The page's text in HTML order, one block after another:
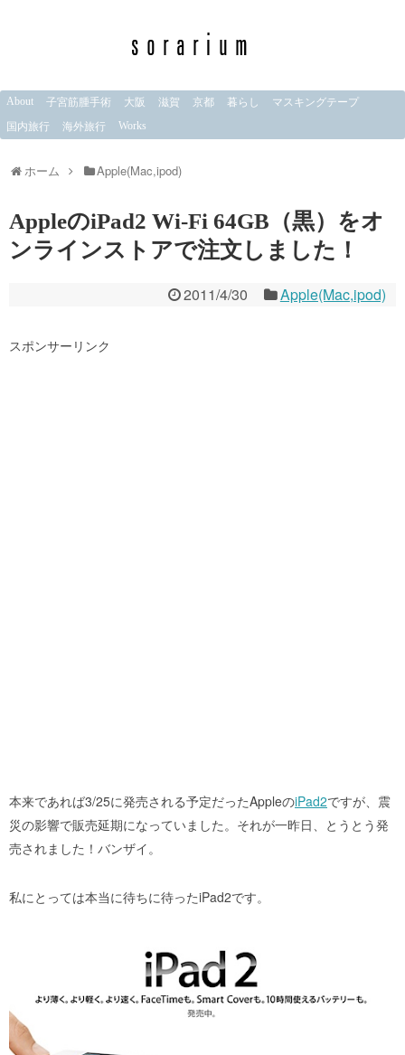
About 子宮筋腫手術 大阪 滋賀 京都 暮らし
マスキングテープ
国内旅行
海外旅行 Works
ホーム Apple(Mac,ipod)
AppleのiPad2 Wi-Fi 64GB（黒）をオ
ンラインストアで注文しました！
2011/4/30 Apple(Mac,ipod)
スポンサーリンク
本来であれば3/25に発売される予定だったAppleのiPad2ですが、震
災の影響で販売延期になっていました。それが一昨日、とうとう発
売されました！バンザイ。
私にとっては本当に待ちに待ったiPad2です。